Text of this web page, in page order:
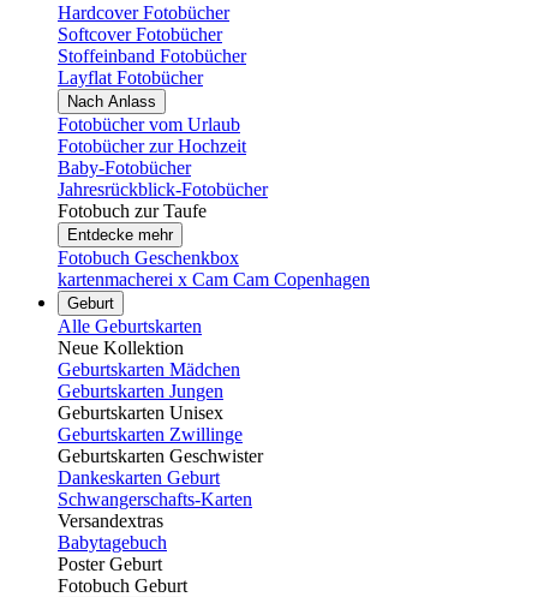
Hardcover Fotobücher
Softcover Fotobücher
Stoffeinband Fotobücher
Layflat Fotobücher
Nach Anlass
Fotobücher vom Urlaub
Fotobücher zur Hochzeit
Baby-Fotobücher
Jahresrückblick-Fotobücher
Fotobuch zur Taufe
Entdecke mehr
Fotobuch Geschenkbox
kartenmacherei x Cam Cam Copenhagen
Geburt
Alle Geburtskarten
Neue Kollektion
Geburtskarten Mädchen
Geburtskarten Jungen
Geburtskarten Unisex
Geburtskarten Zwillinge
Geburtskarten Geschwister
Dankeskarten Geburt
Schwangerschafts-Karten
Versandextras
Babytagebuch
Poster Geburt
Fotobuch Geburt